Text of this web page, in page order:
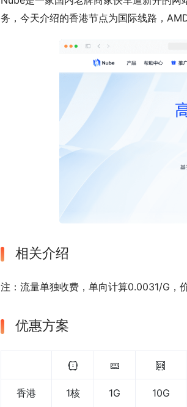
务，今天介绍的香港节点为国际线路，
相关介绍
注：流量单独收费，单向计算0.0031/G，
优惠方案
香港 1核 1G 10G